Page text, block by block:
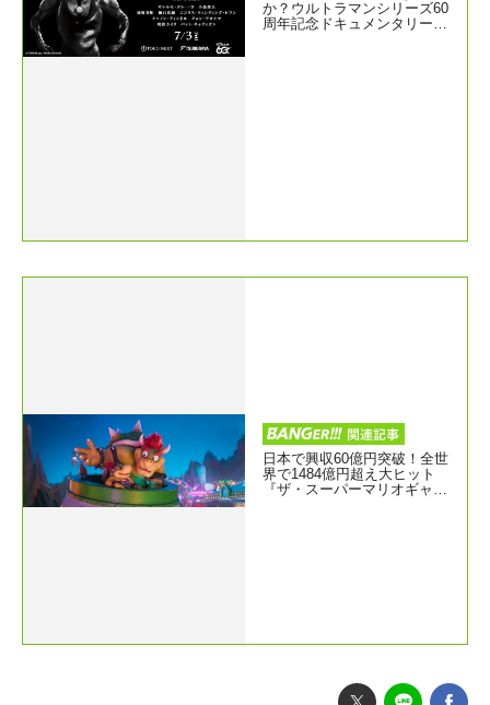
か？ウルトラマンシリーズ60
周年記念ドキュメンタリー
日本で興収60億円突破！全世
界で1484億円超え大ヒット
『ザ・スーパーマリオギャラ